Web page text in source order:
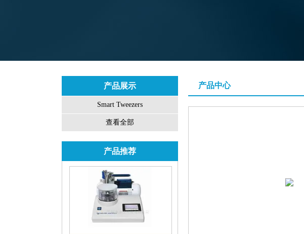
产品展示
Smart Tweezers
查看全部
产品推荐
产品中心